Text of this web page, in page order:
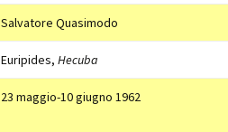
Salvatore Quasimodo
Euripides, Hecuba
23 maggio-10 giugno 1962